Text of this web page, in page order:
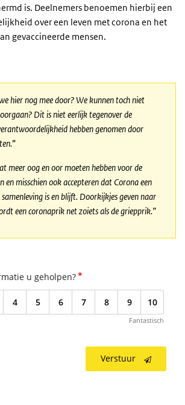
is. Deelnemers benoemen hierbij een
over een leven met corona en het
gevaccineerde mensen.
hier nog mee door? We kunnen toch niet
Dit is niet eerlijk tegenover de
hebben genomen door
”
meer oog en oor moeten hebben voor de
en misschien ook accepteren dat Corona een
is en blijft. Doorkijkjes geven naar
een coronaprik net zoiets als de griepprik.”
u geholpen?*
4 5 6 7 8 9 10
Fantastisch
Verstuur